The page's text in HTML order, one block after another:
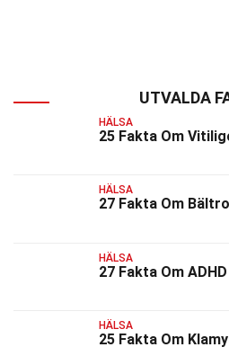
UTVALDA
HÄLSA
25 Fakta Om
HÄLSA
27 Fakta Om
HÄLSA
27 Fakta Om ADHD
HÄLSA
25 Fakta Om